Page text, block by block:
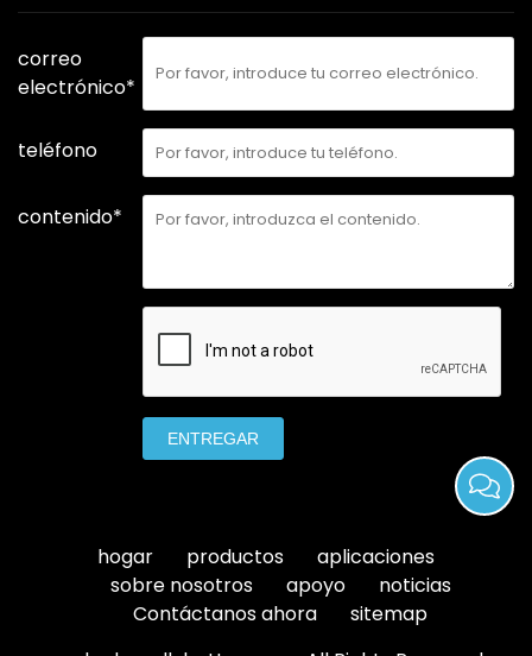
correo
electrónico*
teléfono
contenido*
ENTREGAR
hogar productos
aplicaciones
sobre nosotros
apoyo
noticias
Contáctanos ahora
sitemap